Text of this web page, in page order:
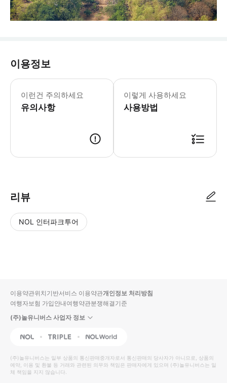
이용정보
이런건 주의하세요
유의사항
- 꿀팁: * 캄보디아를 더 둘러보고 싶
이렇게 사용하세요
사용방법
리뷰
NOL 인터파크투어
입니
다.
높
은
순
동
영
상
순
상
이용약관위치기반서비스 이용약관개인정보 처리방침
여행자보험 가입안내여행약관분쟁해결기준
(주)놀유니버스 사업자 정보
NOL Triple Interpark Global
(주)놀유니버스는 일부 상품의 통신판매중개자로서 통신판매의 당사자가 아니므로, 상품의
예약, 이용 및 환불 등 거래와 관련된 의무와 책임은 판매자에게 있으며 (주)놀유니버스는 일
체 책임을 지지 않습니다.